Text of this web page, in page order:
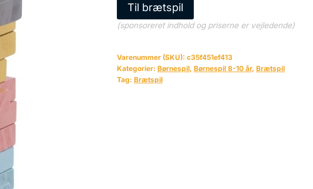
Til brætspil
(sponsoreret indhold og priserne er vejledende)
Varenummer (SKU): c35f451ef413
Kategorier: Børnespil, Børnespil 8-10 år, Brætspil
Tag: Brætspil